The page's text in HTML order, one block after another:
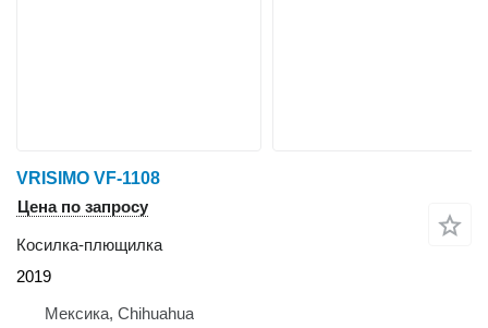
VRISIMO VF-1108
Цена по запросу
Косилка-плющилка
2019
Мексика, Chihuahua